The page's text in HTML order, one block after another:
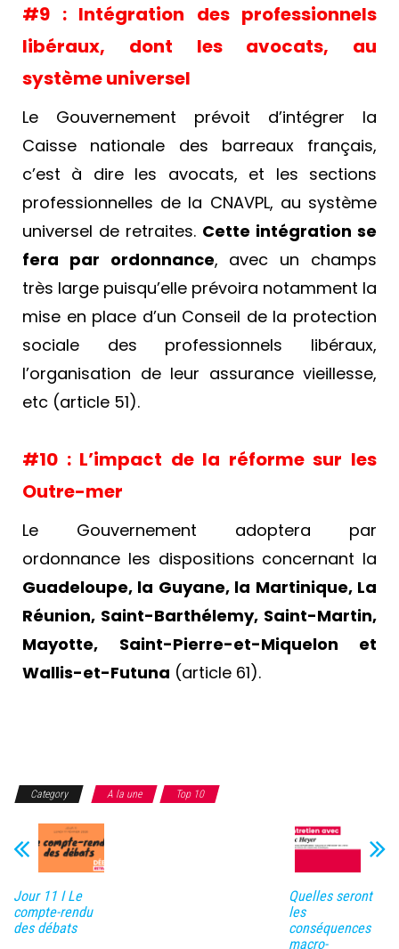
#9 : Intégration des professionnels
libéraux, dont les avocats, au
système universel
Le Gouvernement prévoit d’intégrer la
Caisse nationale des barreaux français,
c’est à dire les avocats, et les sections
professionnelles de la CNAVPL, au système
universel de retraites. Cette intégration se
fera par ordonnance, avec un champs
très large puisqu’elle prévoira notamment la
mise en place d’un Conseil de la protection
sociale des professionnels libéraux,
l’organisation de leur assurance vieillesse,
etc (article 51).
#10 : L’impact de la réforme sur les
Outre-mer
Le Gouvernement adoptera par
ordonnance les dispositions concernant la
Guadeloupe, la Guyane, la Martinique, La
Réunion, Saint-Barthélemy, Saint-Martin,
Mayotte, Saint-Pierre-et-Miquelon et
Wallis-et-Futuna (article 61).
Category A la une Top 10
Jour 11 I Le
compte-rendu
des débats
Quelles seront
les
conséquences
macro-